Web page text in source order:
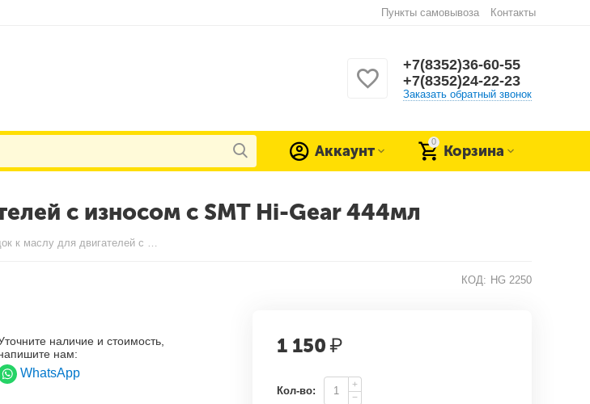
Пункты самовывоза Контакты
+7(8352)36-60-55
+7(8352)24-22-23
Заказать обратный звонок
0
Корзина
Аккаунт
с износом с SMT Hi-Gear 444мл
КОД: HG 2250
наличие и стоимость,
нам:
WhatsApp
1 150₽
Кол-во:
+
−